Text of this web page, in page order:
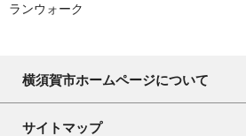
ランウォーク
横須賀市ホームページについて
サイトマップ